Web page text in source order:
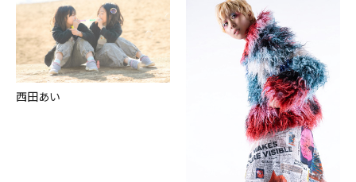
⻄⽥あい